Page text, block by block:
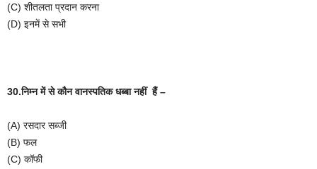
(C) शीतलता प्रदान करना
(D) इनमें से सभी
30.निम्न में से कौन वानस्पतिक धब्बा नहीं हैं –
(A) रसदार सब्जी
(B) फल
(C) कॉफी